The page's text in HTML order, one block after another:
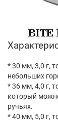
* 30 мм, 3,0 г,
небольших
* 36 мм, 4,0 г,
который
ручьях.
* 40 мм, 5,0 г,